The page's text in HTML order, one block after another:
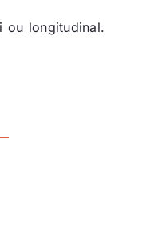
ou longitudinal.